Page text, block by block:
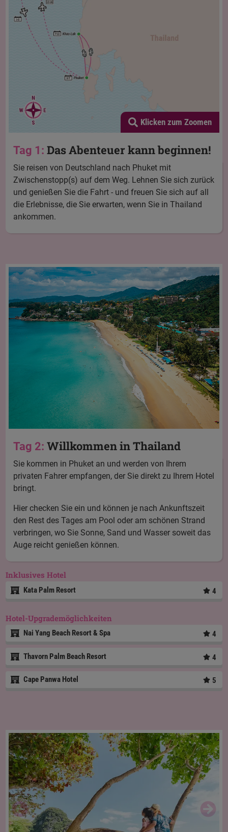
Klicken zum Zoomen
Tag 1:Das Abenteuer kann beginnen!
Sie reisen von Deutschland nach Phuket mit
Zwischenstopp(s) auf dem Weg. Lehnen Sie sich zurück
und genießen Sie die Fahrt - und freuen Sie sich auf all
die Erlebnisse, die Sie erwarten, wenn Sie in Thailand
ankommen.
Tag 2:Willkommen in Thailand
Sie kommen in Phuket an und werden von Ihrem
privaten Fahrer empfangen, der Sie direkt zu Ihrem Hotel
bringt.
Hier checken Sie ein und können je nach Ankunftszeit
den Rest des Tages am Pool oder am schönen Strand
verbringen, wo Sie Sonne, Sand und Wasser soweit das
Auge reicht genießen können.
Inklusives Hotel
Kata Palm Resort 4
Hotel-Upgrademöglichkeiten
Nai Yang Beach Resort & Spa 4
Thavorn Palm Beach Resort 4
Cape Panwa Hotel 5